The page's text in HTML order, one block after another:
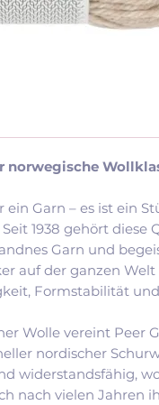
norwegische
Garn – es ist ein
1938 gehört diese
Garn und
auf der ganzen
Formstabilität
Wolle vereint Peer
nordischer
widerstandsfähig,
nach vielen Jahren